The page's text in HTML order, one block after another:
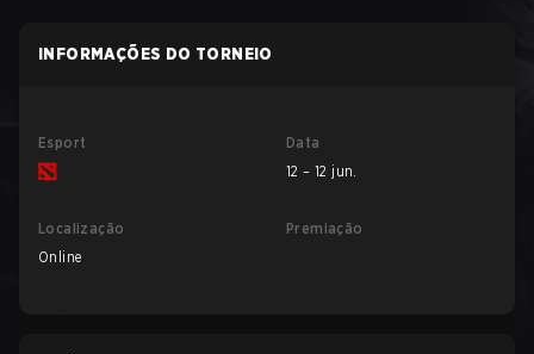
INFORMAÇÕES DO TORNEIO
Esport
Data
12 – 12 jun.
Localização
Online
Premiação